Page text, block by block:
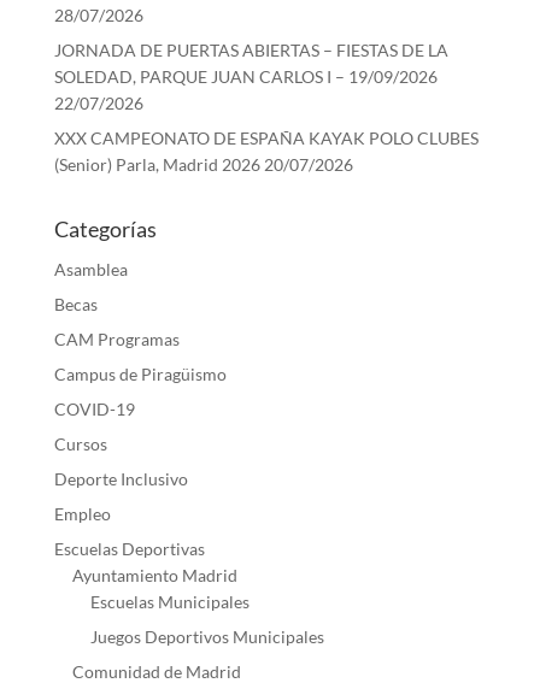
28/07/2026
JORNADA DE PUERTAS ABIERTAS – FIESTAS DE LA
SOLEDAD, PARQUE JUAN CARLOS I – 19/09/2026
22/07/2026
XXX CAMPEONATO DE ESPAÑA KAYAK POLO CLUBES
(Senior) Parla, Madrid 2026 20/07/2026
Categorías
Asamblea
Becas
CAM Programas
Campus de Piragüismo
COVID-19
Cursos
Deporte Inclusivo
Empleo
Escuelas Deportivas
Ayuntamiento Madrid
Escuelas Municipales
Juegos Deportivos Municipales
Comunidad de Madrid